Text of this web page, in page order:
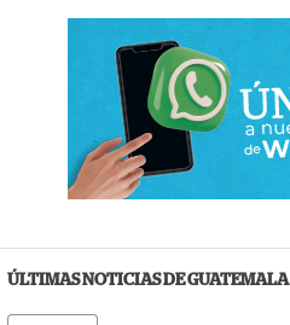
ÚLTIMAS NOTICIAS DE GUATEMALA